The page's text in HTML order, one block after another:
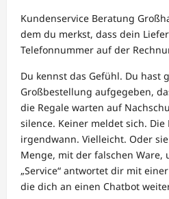
Kundenservice Beratung
dem du merkst, dass dein
Telefonnummer auf der
Du kennst das Gefühl. Du hast
Großbestellung aufgegeben,
die Regale warten auf
silence. Keiner meldet sich.
irgendwann. Vielleicht. Oder
Menge, mit der falschen Ware,
„Service“ antwortet dir mit
die dich an einen Chatbot